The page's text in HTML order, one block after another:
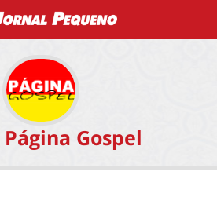
Página Gospel